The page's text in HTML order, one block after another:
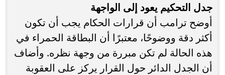
جدل التحكيم يعود إلى الواجهة
أوضح ترامب أن قرارات الحكام يجب أن تكون
أكثر دقة ووضوحًا، معتبرًا أن البطاقة الحمراء في
هذه الحالة لم تكن مبررة من وجهة نظره. وأضاف
أن الجدل الدائر حول القرار يركز على العقوبة